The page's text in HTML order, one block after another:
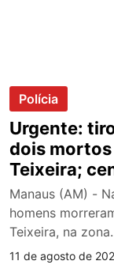
Polícia
Urgente:
dois
Teixeira;
Manaus (AM) -
homens
Teixeira, na
11 de agosto de